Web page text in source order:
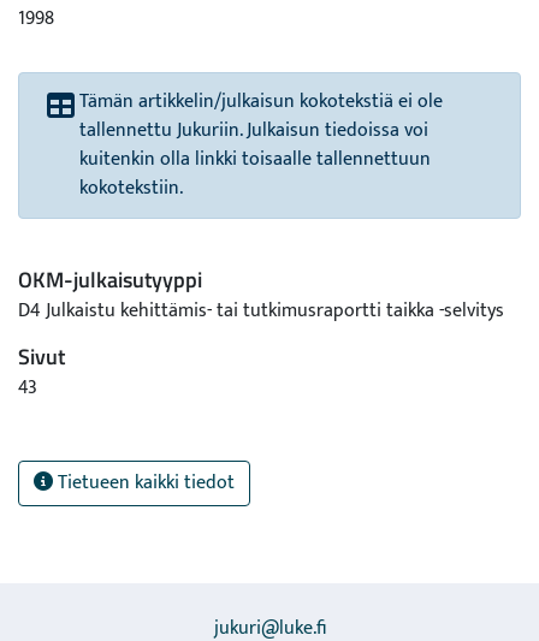
1998
Tämän artikkelin/julkaisun kokotekstiä ei ole
tallennettu Jukuriin. Julkaisun tiedoissa voi
kuitenkin olla linkki toisaalle tallennettuun
kokotekstiin.
OKM-julkaisutyyppi
D4 Julkaistu kehittämis- tai tutkimusraportti taikka -selvitys
Sivut
43
Tietueen kaikki tiedot
jukuri@luke.fi